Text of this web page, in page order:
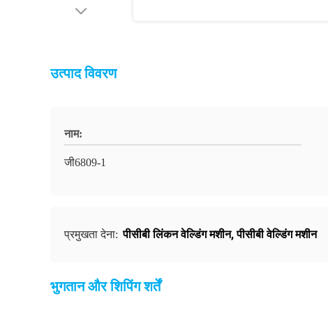
उत्पाद विवरण
नाम:
जी6809-1
प्रमुखता देना: पीसीबी लिंकन वेल्डिंग मशीन,पीसीबी वेल्डिंग मशीन
भुगतान और शिपिंग शर्तें